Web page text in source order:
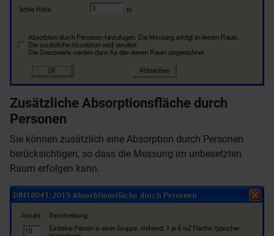
Zusätzliche Absorptionsfläche durch
Personen
Sie können zusätzlich eine Absorption durch Personen
berücksichtigen, so dass die Messung im unbesetzten
Raum erfolgen kann.